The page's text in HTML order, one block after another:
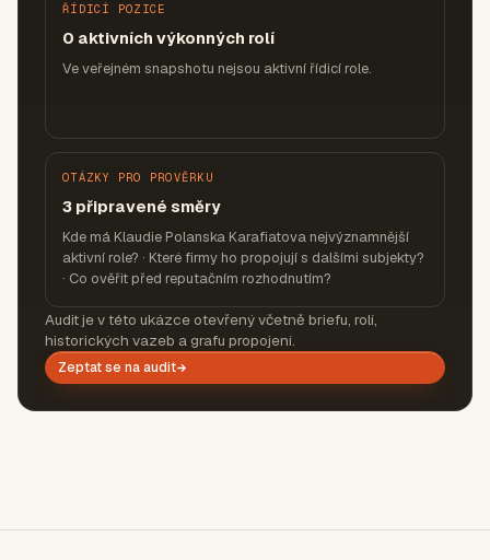
ŘÍDICÍ POZICE
0 aktivních výkonných rolí
Ve veřejném snapshotu nejsou aktivní řídicí role.
OTÁZKY PRO PROVĚRKU
3 připravené směry
Kde má Klaudie Polanska Karafiatova nejvýznamnější
aktivní role? · Které firmy ho propojují s dalšími subjekty?
· Co ověřit před reputačním rozhodnutím?
Audit je v této ukázce otevřený včetně briefu, rolí,
historických vazeb a grafu propojení.
Zeptat se na audit